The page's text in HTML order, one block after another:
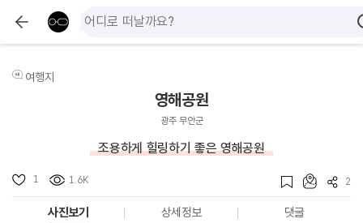
여행지
영해공원
광주 무안군
조용하게 힐링하기 좋은 영해공원
1 1.6K 2
사진보기 상세정보 댓글